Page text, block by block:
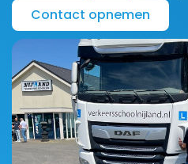
Contact opnemen